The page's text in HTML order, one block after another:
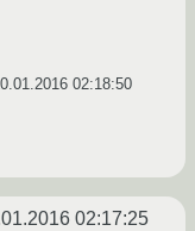
02:18:50
02:17:25